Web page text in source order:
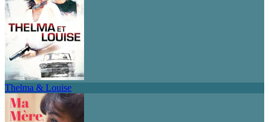
Thelma & Louise